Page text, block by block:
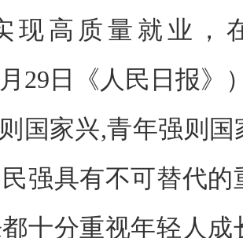
现高质量就业，
月 29 日《人民日报》
国家兴,青年强则国
强具有不可替代
十分重视年轻人